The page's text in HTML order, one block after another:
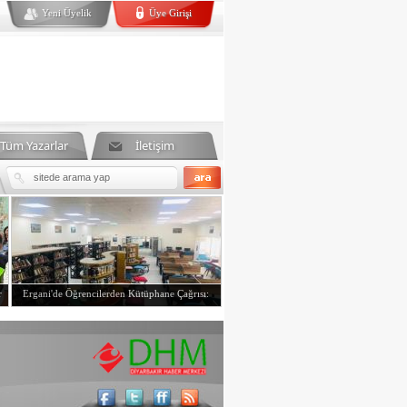
Yeni Üyelik Üye Girişi
Tüm Yazarlar İletişim
Ergani'de Öğrencilerden Kütüphane Çağrısı: